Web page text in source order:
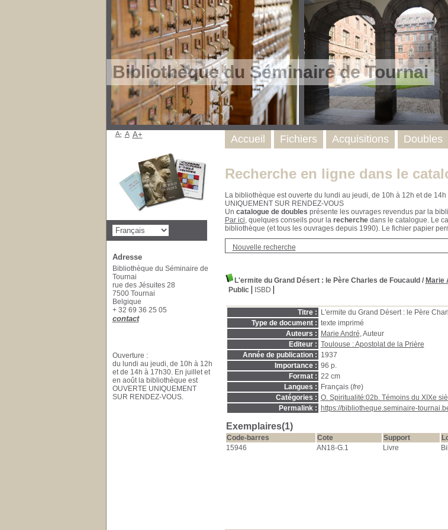
Bibliothèque du Séminaire de Tournai
Recherche en ligne dans le
La bibliothèque est ouverte du lundi au jeudi, de 10h à 12h et de
UNIQUEMENT SUR RENDEZ-VOUS
Un catalogue de doubles présente les ouvrages revendus par la
Par ici, quelques conseils pour la recherchedans le catalogue. Le
bibliothèque (et tous les ouvrages depuis 1990). Le fichier papier
Nouvelle recherche
L'ermite du Grand Désert: le Père Charles de Foucauld / Marie
Public
ISBD
Titre :
L'ermite du Grand Désert : le Père
Type de document : texte imprimé
Auteurs :
Marie André, Auteur
Editeur : Toulouse : Apostolat de la Prière
Année de publication : 1937
Importance : 96 p.
Format : 22 cm
Langues :
Français (fre)
Catégories : O. Spiritualité:02b. Témoins du XIXe
Permalink :
https://bibliotheque.seminaire-
Exemplaires(1)
Code-barres Cote Support
15946
AN18-G.1 Livre
Accueil Fichiers Acquisitions Doubles
A- A A+
Adresse
Bibliothèque du Séminaire de
Tournai
rue des Jésuites 28
7500 Tournai
Belgique
+ 32 69 36 25 05
contact
Ouverture :
du lundi au jeudi, de 10h à 12h
et de 14h à 17h30. En juillet et
en août la bibliothèque est
OUVERTE UNIQUEMENT
SUR RENDEZ-VOUS.